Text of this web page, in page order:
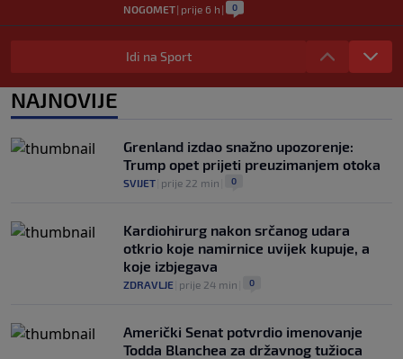
NOGOMET| prije 6 h | 0
Dalić će postati najskuplji hrvatski
trener u historiji i jedan od najplaćenijih
0
ljubav: Njihova priča ponovo postala
viralna
NOGOMET | 7. aug. 0
Idi na Sport
NAJNOVIJE
Grenland izdao snažno upozorenje:
Trump opet prijeti preuzimanjem otoka
SVIJET prije 22 min 0
Kardiohirurg nakon srčanog udara
otkrio koje namirnice uvijek kupuje, a
koje izbjegava
ZDRAVLJE prije 24 min 0
Američki Senat potvrdio imenovanje
Todda Blanchea za državnog tužioca